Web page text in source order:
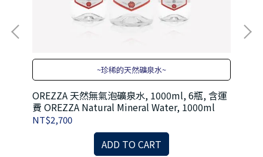
~珍稀的天然礦泉水~
OREZZA 天然無氣泡礦泉水, 1000ml, 6瓶, 含運
費 OREZZA Natural Mineral Water, 1000ml
NT$2,700
ADD TO CART